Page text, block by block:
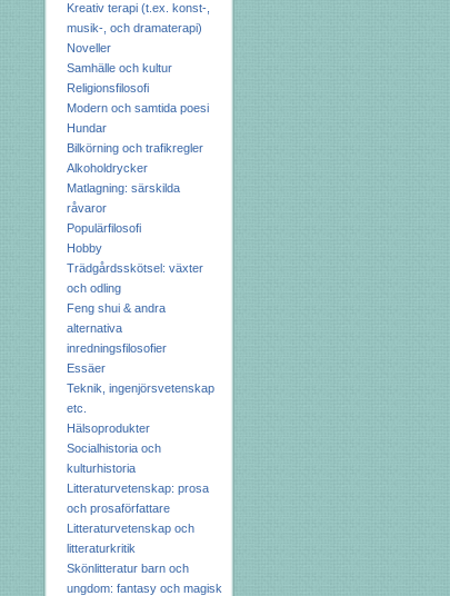
Kreativ terapi (t.ex. konst-,
musik-, och dramaterapi)
Noveller
Samhälle och kultur
Religionsfilosofi
Modern och samtida poesi
Hundar
Bilkörning och trafikregler
Alkoholdrycker
Matlagning: särskilda
råvaror
Populärfilosofi
Hobby
Trädgårdsskötsel: växter
och odling
Feng shui & andra
alternativa
inredningsfilosofier
Essäer
Teknik, ingenjörsvetenskap
etc.
Hälsoprodukter
Socialhistoria och
kulturhistoria
Litteraturvetenskap: prosa
och prosaförfattare
Litteraturvetenskap och
litteraturkritik
Skönlitteratur barn och
ungdom: fantasy och magisk